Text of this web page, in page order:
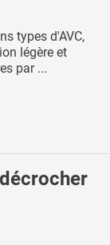
types d'AVC,
légère et
par ...